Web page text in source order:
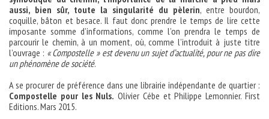
aussi, bien sûr, toute la singularité du pèlerin, entre bourdon,
coquille, bâton et besace. Il faut donc prendre le temps de lire cette
imposante somme d’informations, comme l’on prendra le temps de
parcourir le chemin, à un moment, où, comme l’introduit à juste titre
l’ouvrage : « Compostelle » est devenu un sujet d’actualité, pour ne pas dire
un phénomène de société.
A se procurer de préférence dans une librairie indépendante de quartier :
Compostelle pour les Nuls. Olivier Cébe et Philippe Lemonnier. First
Editions. Mars 2015.